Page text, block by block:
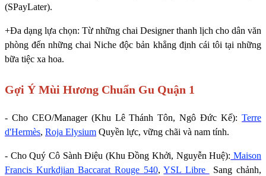
(SPayLater).
+Đa dạng lựa chọn: Từ những chai Designer thanh lịch cho dân văn
phòng đến những chai Niche độc bản khẳng định cái tôi tại những
bữa tiệc xa hoa.
Gợi Ý Mùi Hương Chuẩn Gu Quận 1
- Cho CEO/Manager (Khu Lê Thánh Tôn, Ngô Đức Kế): Terre
d'Hermès, Roja Elysium Quyền lực, vững chãi và nam tính.
- Cho Quý Cô Sành Điệu (Khu Đồng Khởi, Nguyễn Huệ): Maison
Francis Kurkdjian Baccarat Rouge 540,YSL Libre
Sang chảnh,